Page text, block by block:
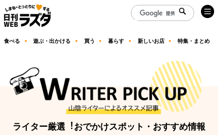
食べる 遊ぶ・出かける 買う 暮らす 新しいお店 特集・まとめ
ライター厳選︕おでかけスポット・おすすめ情報